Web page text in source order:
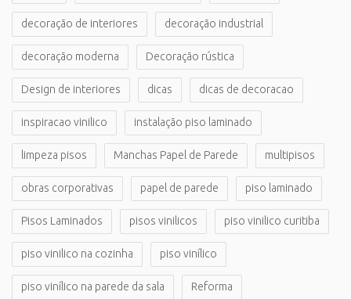
decoração de interiores decoração industrial
decoração moderna Decoração rústica
Design de interiores dicas dicas de decoracao
inspiracao vinilico instalação piso laminado
limpeza pisos Manchas Papel de Parede multipisos
obras corporativas papel de parede piso laminado
Pisos Laminados pisos vinilicos piso vinilico curitiba
piso vinilico na cozinha piso vinílico
piso vinílico na parede da sala Reforma